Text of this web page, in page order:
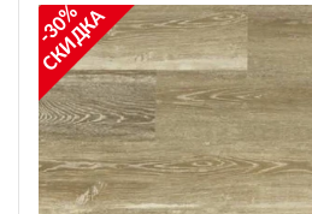
-30%
СКИДКА